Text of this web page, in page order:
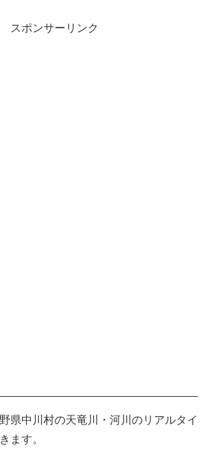
スポンサーリンク
県中川村の天竜川・河川のリアルタイ
ます。